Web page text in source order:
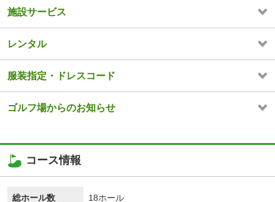
施設サービス
レンタル
服装指定・ドレスコード
ゴルフ場からのお知らせ
コース情報
総ホール数 18ホール